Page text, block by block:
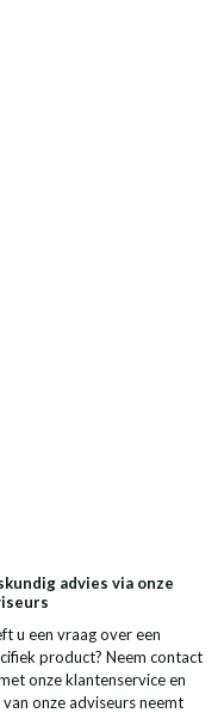
advies via onze
u een vraag over een
product? Neem contact
onze klantenservice en
van onze adviseurs neemt